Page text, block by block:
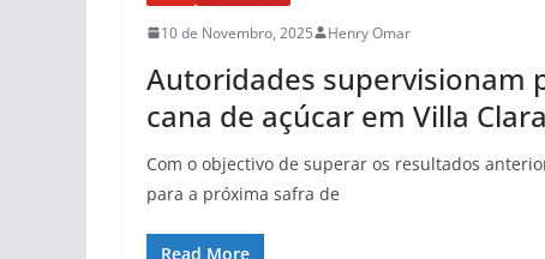
10 de Novembro, 2025 Henry Omar
Autoridades supervisionam
cana de açúcar em Villa
Com o objectivo de superar os resultados
para a próxima safra de
Read More